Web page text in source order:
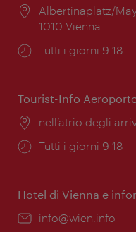
Posizione:
Albertinaplatz/
1010 Vienna
Orari
Tutti i giorni 9-18
Tourist-Info
Posizione:
nell’atrio degli
Orari
Tutti i giorni 9-18
Hotel di Vienna e
Email:
info@wien.info